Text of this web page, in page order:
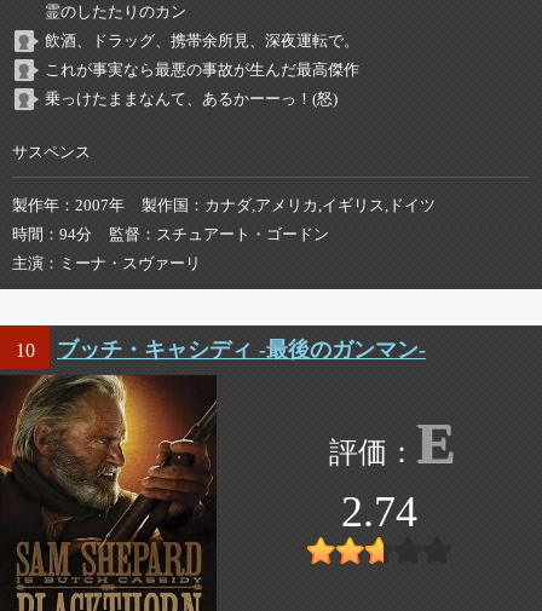
霊のしたたりのカン
飲酒、ドラッグ、携帯余所見、深夜運転で。
これが事実なら最悪の事故が生んだ最高傑作
乗っけたままなんて、あるかーーっ！(怒)
サスペンス
製作年 2007年 製作国
カナダ,アメリカ,イギリス,ドイツ
時間
94分 監督
スチュアート・ゴードン
主演
ミーナ・スヴァーリ
10 ブッチ・キャシディ -最後のガンマン-
E
2.74